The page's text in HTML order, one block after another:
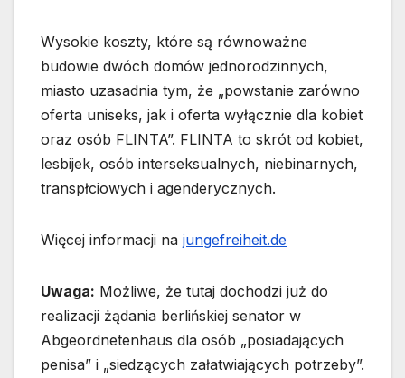
Wysokie koszty, które są równoważne
budowie dwóch domów jednorodzinnych,
miasto uzasadnia tym, że „powstanie zarówno
oferta uniseks, jak i oferta wyłącznie dla kobiet
oraz osób FLINTA”. FLINTA to skrót od kobiet,
lesbijek, osób interseksualnych, niebinarnych,
transpłciowych i agenderycznych.
Więcej informacji na jungefreiheit.de
Uwaga: Możliwe, że tutaj dochodzi już do
realizacji żądania berlińskiej senator w
Abgeordnetenhaus dla osób „posiadających
penisa” i „siedzących załatwiających potrzeby”.